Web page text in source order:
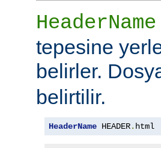
HeaderName
tepesine
belirler.
belirtilir.
HeaderName HEADER. html